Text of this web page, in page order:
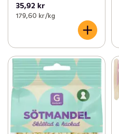
35,92 kr
179,60 kr /kg